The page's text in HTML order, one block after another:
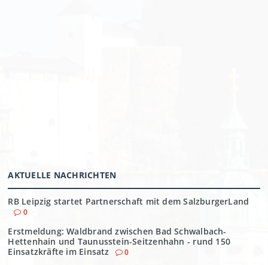
AKTUELLE NACHRICHTEN
RB Leipzig startet Partnerschaft mit dem SalzburgerLand
0
Erstmeldung: Waldbrand zwischen Bad Schwalbach-
Hettenhain und Taunusstein-Seitzenhahn - rund 150
Einsatzkräfte im Einsatz
0